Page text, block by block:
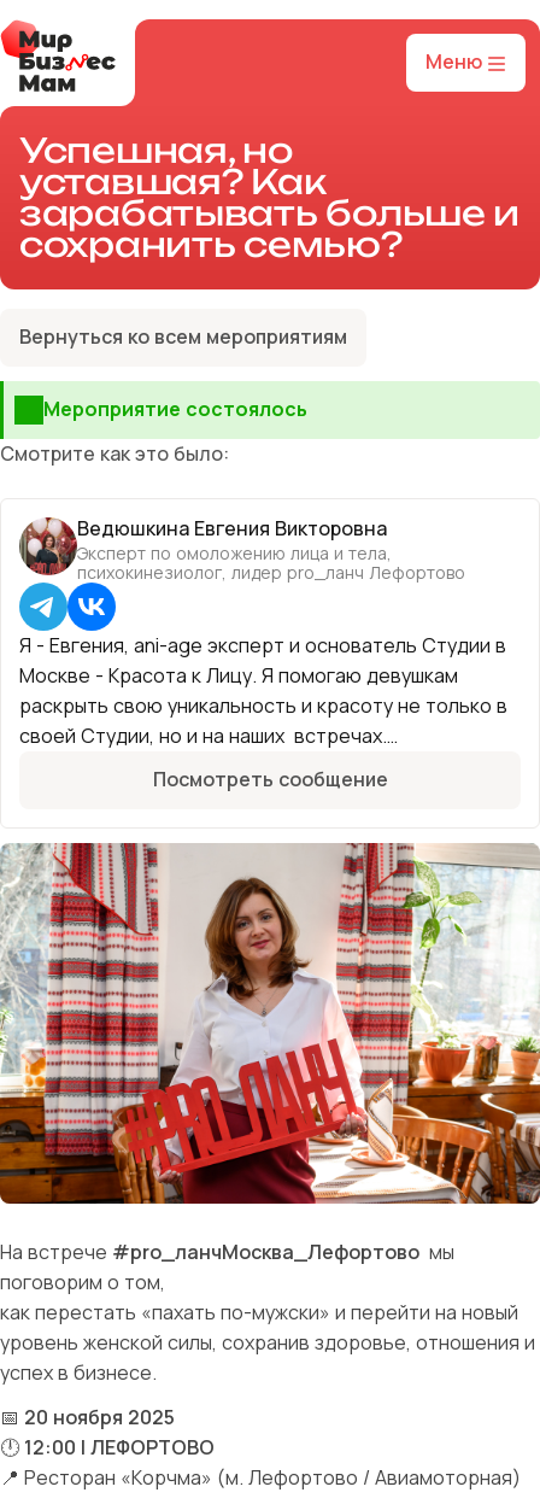
Меню
Успешная, но
уставшая? Как
зарабатывать больше и
сохранить семью?
Вернуться ко всем мероприятиям
Мероприятие состоялось
Смотрите как это было:
Ведюшкина Евгения Викторовна
Эксперт по омоложению лица и тела,
психокинезиолог, лидер pro_ланч Лефортово
Я - Евгения, ani-age эксперт и основатель Студии в
Москве - Красота к Лицу. Я помогаю девушкам
раскрыть свою уникальность и красоту не только в
своей Студии, но и на наших встречах.
Проявленность, душевность, искренний интерес и
поддержка - вот что отличает наши встречи.
Увидимся!
Посмотреть сообщение
На встрече #pro_ланчМосква_Лефортово мы
поговорим о том,
как перестать «пахать по-мужски» и перейти на новый
уровень женской силы, сохранив здоровье, отношения и
успех в бизнесе.
📅 20 ноября 2025
🕛 12:00 | ЛЕФОРТОВО
📍 Ресторан «Корчма» (м. Лефортово / Авиамоторная)